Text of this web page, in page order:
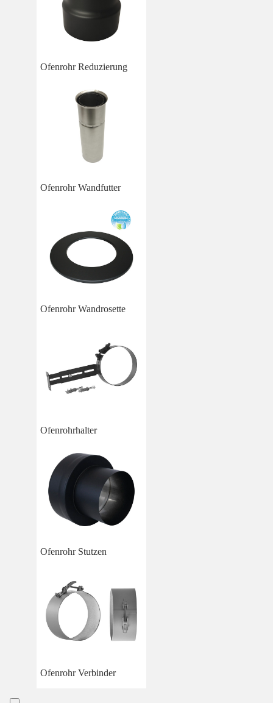
Ofenrohr Reduzierung
Ofenrohr Wandfutter
Ofenrohr Wandrosette
Ofenrohrhalter
Ofenrohr Stutzen
Ofenrohr Verbinder